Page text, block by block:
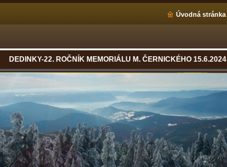
Úvodná stránka
DEDINKY-22. ROČNÍK MEMORIÁLU M. ČERNICKÉHO 15.6.2024